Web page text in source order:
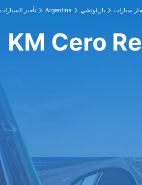
تأجير السيارات Argentina باريلوتشي